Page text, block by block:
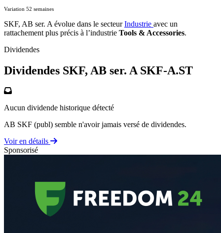
Variation 52 semaines
SKF, AB ser. A évolue dans le secteurIndustrie avec un
rattachement plus précis à l’industrie Tools & Accessories.
Dividendes
Dividendes SKF, AB ser. A SKF-A.ST
Aucun dividende historique détecté
AB SKF (publ) semble n'avoir jamais versé de dividendes.
Voir en détails
Sponsorisé